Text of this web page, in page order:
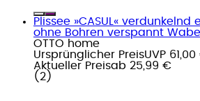
Plissee »CASUL« verdunkelnd
ohne Bohren verspannt
OTTO home
Ursprünglicher PreisUVP
Aktueller Preisab 25,99 €
( 2 )